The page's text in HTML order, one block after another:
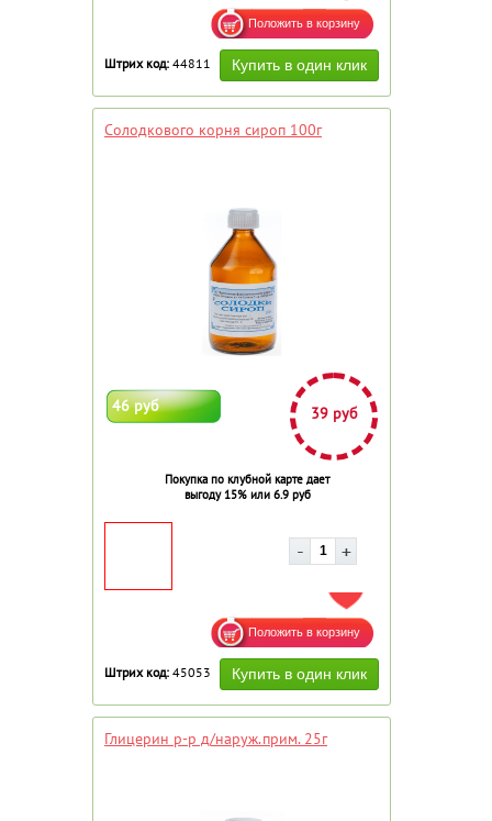
Штрих код: 44811
Солодкового корня сироп 100г
46 руб 39 руб
Покупка по клубной карте дает
выгоду 15% или 6.9 руб
ДОБАВИТЬ В ИЗБРАННОЕ
Штрих код: 45053
Глицерин р-р д/наруж.прим. 25г